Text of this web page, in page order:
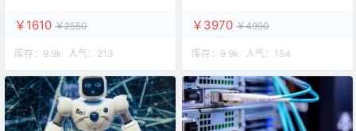
￥1610 ￥2550
库存： 9.9k 人气： 213
￥3970 ￥4990
库存： 9.9k 人气： 154